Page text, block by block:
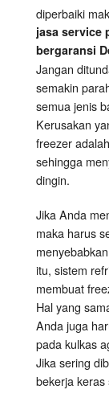
diperbaiki
jasa service
bergaransi
Jangan
semakin
semua jenis
Kerusakan
freezer
sehingga
dingin.
Jika Anda
maka harus
itu, sistem
membuat
Hal yang
Anda juga
pada kulkas
Jika sering
bekerja keras